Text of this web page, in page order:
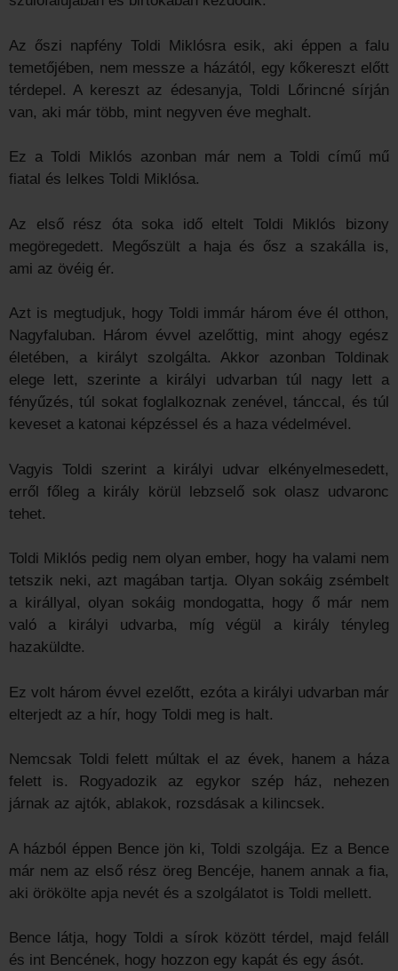
Az őszi napfény Toldi Miklósra esik, aki éppen a falu
temetőjében, nem messze a házától, egy kőkereszt előtt
térdepel. A kereszt az édesanyja, Toldi Lőrincné sírján
van, aki már több, mint negyven éve meghalt.
Ez a Toldi Miklós azonban már nem a Toldi című mű
fiatal és lelkes Toldi Miklósa.
Az első rész óta soka idő eltelt Toldi Miklós bizony
megöregedett. Megőszült a haja és ősz a szakálla is,
ami az övéig ér.
Azt is megtudjuk, hogy Toldi immár három éve él otthon,
Nagyfaluban. Három évvel azelőttig, mint ahogy egész
életében, a királyt szolgálta. Akkor azonban Toldinak
elege lett, szerinte a királyi udvarban túl nagy lett a
fényűzés, túl sokat foglalkoznak zenével, tánccal, és túl
keveset a katonai képzéssel és a haza védelmével.
Vagyis Toldi szerint a királyi udvar elkényelmesedett,
erről főleg a király körül lebzselő sok olasz udvaronc
tehet.
Toldi Miklós pedig nem olyan ember, hogy ha valami nem
tetszik neki, azt magában tartja. Olyan sokáig zsémbelt
a királlyal, olyan sokáig mondogatta, hogy ő már nem
való a királyi udvarba, míg végül a király tényleg
hazaküldte.
Ez volt három évvel ezelőtt, ezóta a királyi udvarban már
elterjedt az a hír, hogy Toldi meg is halt.
Nemcsak Toldi felett múltak el az évek, hanem a háza
felett is. Rogyadozik az egykor szép ház, nehezen
járnak az ajtók, ablakok, rozsdásak a kilincsek.
A házból éppen Bence jön ki, Toldi szolgája. Ez a Bence
már nem az első rész öreg Bencéje, hanem annak a fia,
aki örökölte apja nevét és a szolgálatot is Toldi mellett.
Bence látja, hogy Toldi a sírok között térdel, majd feláll
és int Bencének, hogy hozzon egy kapát és egy ásót.